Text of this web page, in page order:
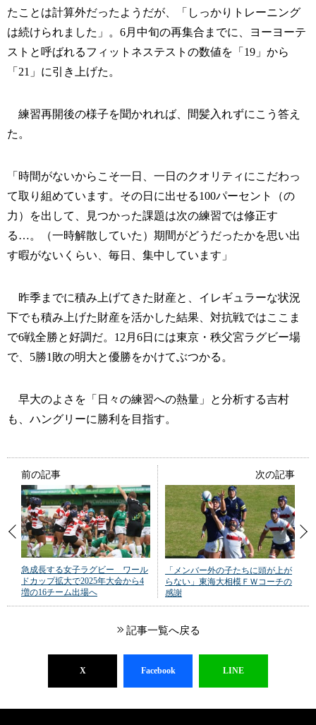
たことは計算外だったようだが、「しっかりトレーニング
は続けられました」。6月中旬の再集合までに、ヨーヨーテ
ストと呼ばれるフィットネステストの数値を「19」から
「21」に引き上げた。
練習再開後の様子を聞かれれば、間髪入れずにこう答え
た。
「時間がないからこそ一日、一日のクオリティにこだわっ
て取り組めています。その日に出せる100パーセント（の
力）を出して、見つかった課題は次の練習では修正す
る…。（一時解散していた）期間がどうだったかを思い出
す暇がないくらい、毎日、集中しています」
昨季までに積み上げてきた財産と、イレギュラーな状況
下でも積み上げた財産を活かした結果、対抗戦ではここま
で6戦全勝と好調だ。12月6日には東京・秩父宮ラグビー場
で、5勝1敗の明大と優勝をかけてぶつかる。
早大のよさを「日々の練習への熱量」と分析する吉村
も、ハングリーに勝利を目指す。
前の記事
急成長する女子ラグビー ワール
ドカップ拡大で2025年大会から4
増の16チーム出場へ
次の記事
「メンバー外の子たちに頭が上が
らない」東海大相模ＦＷコーチの
感謝
記事一覧へ戻る
X Facebook LINE